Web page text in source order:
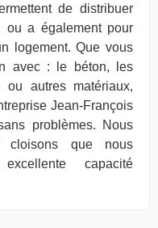
de distribuer
ou a également pour
logement. Que vous
avec : le béton, les
autres matériaux,
Jean-François
problèmes. Nous
cloisons que nous
capacité